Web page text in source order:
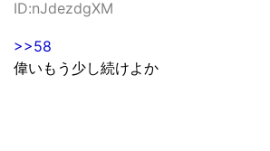
ID:nJdezdgXM
>>58
偉いもう少し続けよか